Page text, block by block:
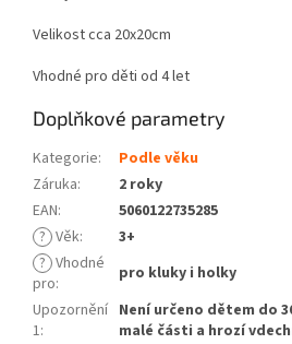
Velikost cca 20x20cm
Vhodné pro děti od 4 let
Doplňkové parametry
Kategorie:
Podle věku
Záruka:
2 roky
EAN:
5060122735285
? Věk:
3+
? Vhodné
pro:
pro kluky i holky
Upozornění
1:
Není určeno dětem do
malé části a hrozí